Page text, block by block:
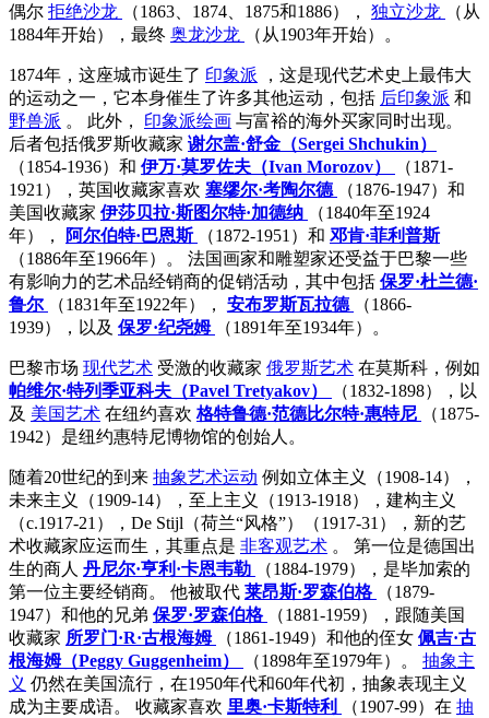
偶尔 拒绝沙龙 （1863、1874、1875和1886）， 独立沙龙
（从
1884年开始），最终 奥龙沙龙 （从1903年开始）。
1874年，这座城市诞生了 印象派 ，这是现代艺术史上最伟大
的运动之一，它本身催生了许多其他运动，包括 后印象派 和
野兽派 。 此外， 印象派绘画 与富裕的海外买家同时出现。
后者包括俄罗斯收藏家 谢尔盖·舒金（Sergei Shchukin）
（1854-1936）和 伊万·莫罗佐夫（Ivan Morozov）
（1871-
1921），英国收藏家喜欢 塞缪尔·考陶尔德
（1876-1947）和
美国收藏家 伊莎贝拉·斯图尔特·加德纳
（1840年至1924
年），
阿尔伯特·巴恩斯 （1872-1951）和 邓肯·菲利普斯
（1886年至1966年）。 法国画家和雕塑家还受益于巴黎一些
有影响力的艺术品经销商的促销活动，其中包括 保罗·杜兰德·
鲁尔
（1831年至1922年）， 安布罗斯瓦拉德
（1866-
1939），以及 保罗·纪尧姆 （1891年至1934年）。
巴黎市场 现代艺术 受激的收藏家 俄罗斯艺术 在莫斯科，例如
帕维尔·特列季亚科夫（Pavel Tretyakov）
（1832-1898），以
及 美国艺术 在纽约喜欢 格特鲁德·范德比尔特·惠特尼
（1875-
1942）是纽约惠特尼博物馆的创始人。
随着20世纪的到来 抽象艺术运动 例如立体主义（1908-14），
未来主义（1909-14），至上主义（1913-1918），建构主义
（c.1917-21），De Stijl（荷兰“风格”）（1917-31），新的艺
术收藏家应运而生，其重点是 非客观艺术 。 第一位是德国出
生的商人 丹尼尔·亨利·卡恩韦勒
（1884-1979），是毕加索的
第一位主要经销商。 他被取代 莱昂斯·罗森伯格
（1879-
1947）和他的兄弟 保罗·罗森伯格
（1881-1959），跟随美国
收藏家 所罗门·R·古根海姆 （1861-1949）和他的侄女 佩吉·古
根海姆（Peggy Guggenheim）
（1898年至1979年）。 抽象主
义 仍然在美国流行，在1950年代和60年代初，抽象表现主义
成为主要成语。 收藏家喜欢 里奥·卡斯特利 （1907-99）在 抽